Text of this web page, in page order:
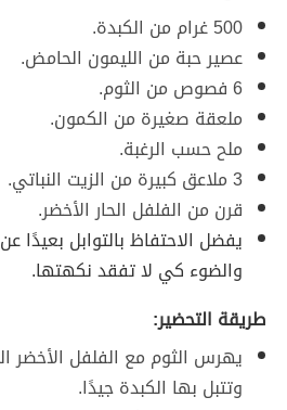
500 غرام من الكبدة.
عصير حبة من الليمون الحامض.
6 فصوص من الثوم.
ملعقة صغيرة من الكمون.
ملح حسب الرغبة.
3 ملاعق كبيرة من الزيت النباتي.
قرن من الفلفل الحار الأخضر.
يفضل الاحتفاظ بالتوابل بعيدًا
والضوء كي لا تفقد نكهتها.
طريقة التحضير:
يهرس الثوم مع الفلفل الأخضر
وتتبل بها الكبدة جيدًا.